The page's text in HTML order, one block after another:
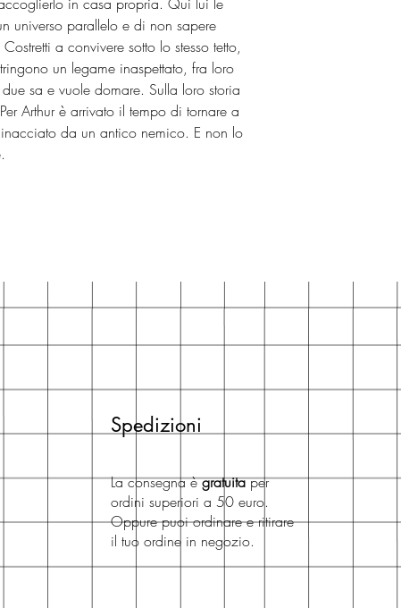
universo parallelo e di non sapere
a convivere sotto lo stesso tetto,
un legame inaspettato, fra loro
sa e vuole domare. Sulla loro storia
Arthur è arrivato il tempo di tornare a
da un antico nemico. E non lo
Spedizioni
La consegna ègratuitaper
ordini superiori a 50 euro.
Oppure puoi ordinare e ritirare
il tuo ordine in negozio.